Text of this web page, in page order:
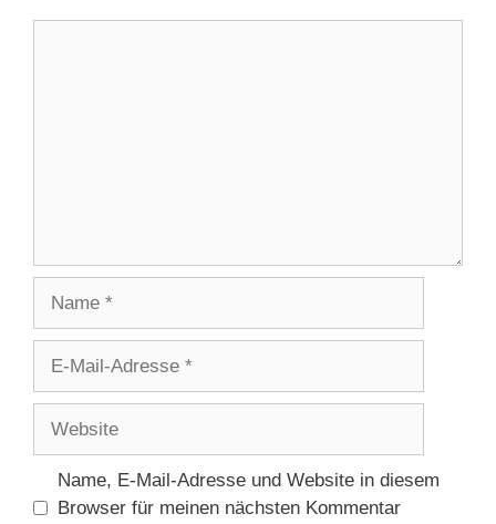
Adresse
Name, E-Mail-Adresse und Website in diesem
Browser für meinen nächsten Kommentar